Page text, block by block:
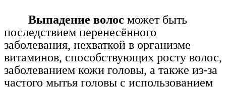
Выпадение волос может быть
последствием перенесённого
заболевания, нехваткой в организме
витаминов, способствующих росту волос,
заболеванием кожи головы, а также из-за
частого мытья головы с использованием